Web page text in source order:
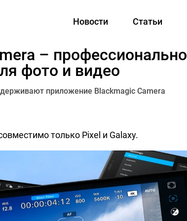
Новости Статьи
–
фото и видео
приложение Blackmagic Camera
только Pixel и Galaxy.